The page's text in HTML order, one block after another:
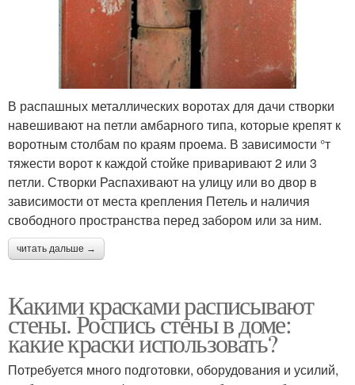
В распашных металлических воротах для дачи створки
навешивают на петли амбарного типа, которые крепят к
воротным столбам по краям проема. В зависимости °т
тяжести ворот к каждой стойке приваривают 2 или 3
петли. Створки Распахивают на улицу или во двор в
зависимости от места крепления Петель и наличия
свободного пространства перед забором или за ним.
читать дальше →
Какими красками расписывают
стены. Роспись стены в доме:
какие краски использовать?
Потребуется много подготовки, оборудования и усилий,